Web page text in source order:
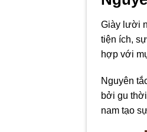
Giày lười
tiện ích,
hợp với
Nguyên
bởi gu
nam tạo